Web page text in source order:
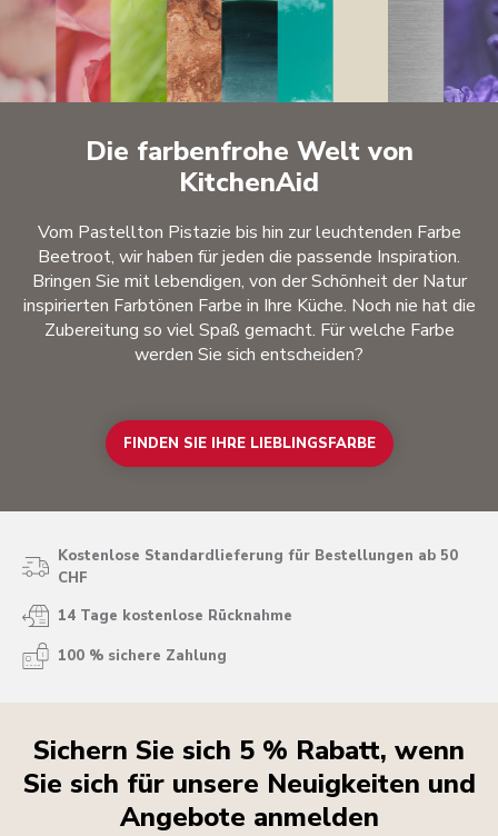
Die farbenfrohe Welt von
KitchenAid
Vom Pastellton Pistazie bis hin zur leuchtenden Farbe
Beetroot, wir haben für jeden die passende Inspiration.
Bringen Sie mit lebendigen, von der Schönheit der Natur
inspirierten Farbtönen Farbe in Ihre Küche. Noch nie hat die
Zubereitung so viel Spaß gemacht. Für welche Farbe
werden Sie sich entscheiden?
FINDEN SIE IHRE LIEBLINGSFARBE
Kostenlose Standardlieferung für Bestellungen ab 50
CHF
14 Tage kostenlose Rücknahme
100 % sichere Zahlung
Sichern Sie sich 5 % Rabatt, wenn
Sie sich für unsere Neuigkeiten und
Angebote anmelden